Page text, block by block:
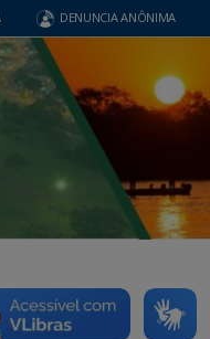
DENUNCIA ANÔNIMA